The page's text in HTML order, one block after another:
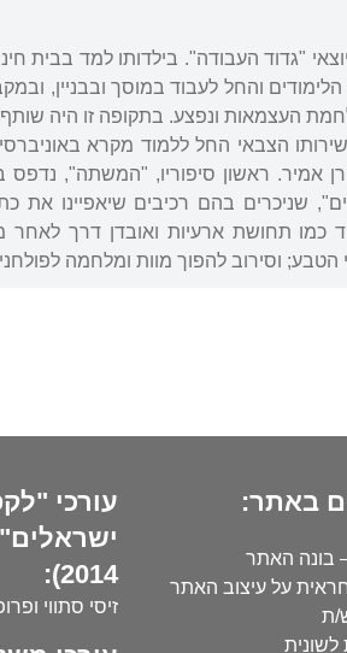
"גדוד העבודה". בילדותו למד בבית
העצמאות ונפצע. בתקופה זו היה
הצבאי החל ללמוד מקרא
שניכרים בהם רכיבים שיאפיינו את
כמו תחושת ארעיות ואובדן דרך
וסירוב להפוך מוות ומלחמה
באתר:
בונה האתר
על עיצוב האתר
ת
לשונית
עורכי
2014):
זיסי סתווי